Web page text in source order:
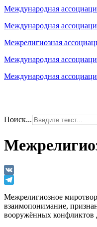
Международная
Международная
Межрелигиозная
Международная
Международная
Поиск...
VK
Межрелигиозное
взаимопонимание,
вооружённых конфликтов